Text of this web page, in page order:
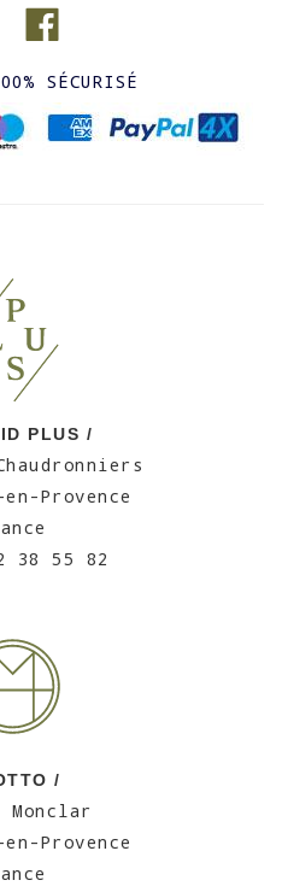
SÉCURISÉ
PLUS /
Provence
38 55 82
/
Monclar
Provence